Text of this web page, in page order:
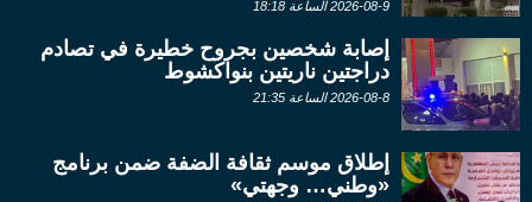
2026-08-9 الساعة 18:18
إصابة شخصين بجروح خطيرة في تصادم
دراجتين ناريتين بنواكشوط
2026-08-8 الساعة 21:35
إطلاق موسم ثقافة الضفة ضمن برنامج
«وطني… وجهتي»